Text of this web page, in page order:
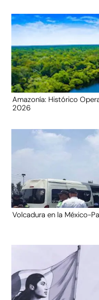
Amazonía: Histórico
2026
Volcadura en la México-